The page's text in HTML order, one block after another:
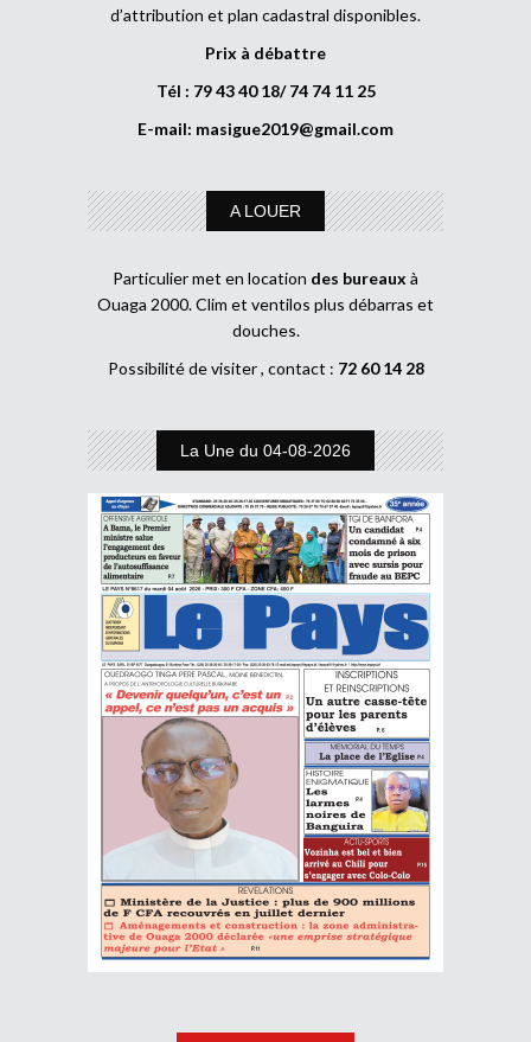
d’attribution et plan cadastral disponibles.
Prix à débattre
Tél : 79 43 40 18/ 74 74 11 25
E-mail: masigue2019@gmail.com
A LOUER
Particulier met en location des bureaux à
Ouaga 2000. Clim et ventilos plus débarras et
douches.
Possibilité de visiter , contact : 72 60 14 28
La Une du 04-08-2026